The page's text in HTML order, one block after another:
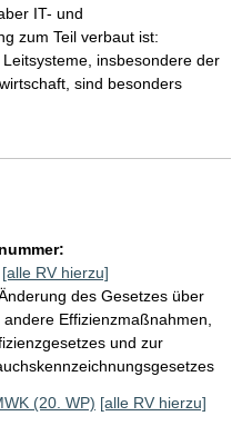
IT- und
zum Teil verbaut ist:
insbesondere der
sind besonders
[alle RV hierzu]
des Gesetzes über
Effizienzmaßnahmen,
und zur
(20. WP) [alle RV hierzu]